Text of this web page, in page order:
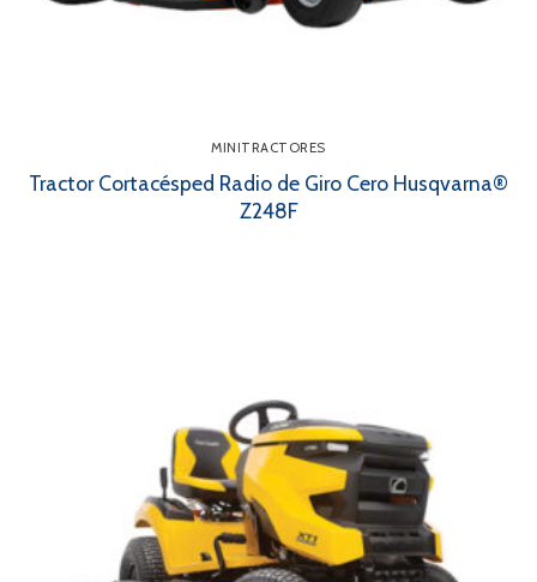
MINITRACTORES
Tractor Cortacésped Radio de Giro Cero Husqvarna®
Z248F